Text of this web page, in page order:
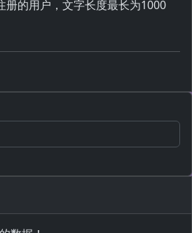
册的用户，文字长度最长为1000